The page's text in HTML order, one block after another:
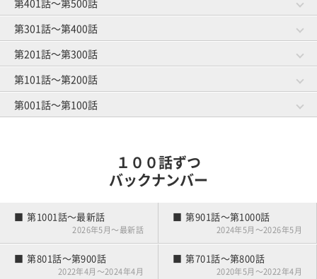
第801話～第820話
隣の芝は高級芝
練習にもマナー
第701話～第720話
初めての手引きゴルフ
第641話～第660話
スマートカジュアル
第601話～第620話
オヤジとショウタイム
第581話～第600話
打ち下ろしの距離計算 上がり３ホール
第541話～第560話
差し入れの行方
第501話～第520話
キャディマスター
第401話～第500話
第481話～第500話
トイレピンチ キャディさんの裏話
第441話～第460話
元旦ゴルフ
第401話～第420話
第301話～第400話
第381話～第400話
前日の調整 ゴルフ場の生き物
第341話～第360話
若さにジェラシー
第201話～第300話
第281話～第300話
初めてのマッチプレー ゴルフ場の怪談
第101話～第200話
第181話～第200話
憧れの歩きラウンド クローズ明け
アーリーバード
第001話～第100話
第021話～第040話
競技デビュー
第001話～第020話
ゴルフはじめました
１００話ずつ
バックナンバー
第1001話～最新話
2026年5月～最新話
第901話～第1000話
2024年5月～2026年5月
第801話～第900話
2022年4月～2024年4月
第701話～第800話
2020年5月～2022年4月